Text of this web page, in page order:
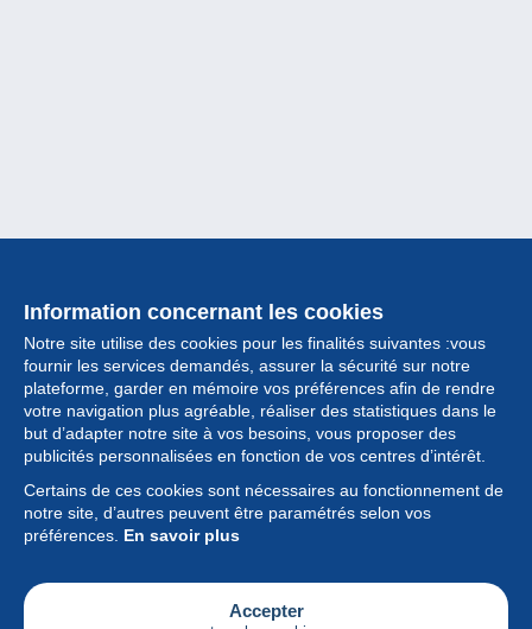
Information concernant les cookies
Notre site utilise des cookies pour les finalités suivantes :vous
fournir les services demandés, assurer la sécurité sur notre
plateforme, garder en mémoire vos préférences afin de rendre
votre navigation plus agréable, réaliser des statistiques dans le
but d’adapter notre site à vos besoins, vous proposer des
publicités personnalisées en fonction de vos centres d’intérêt.
Certains de ces cookies sont nécessaires au fonctionnement de
notre site, d’autres peuvent être paramétrés selon vos
préférences. En savoir plus
Accepter
Collection
Actualités
Fonctionnalités
Société